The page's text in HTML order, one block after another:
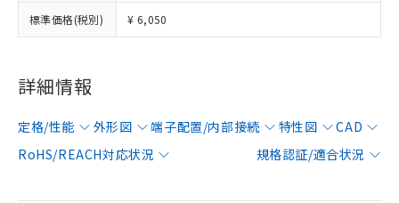
標準価格(税別) ¥ 6,050
詳細情報
定格/性能 外形図 端子配置/内部接続 特性図
CAD
RoHS/REACH対応状況
規格認証/適合状況